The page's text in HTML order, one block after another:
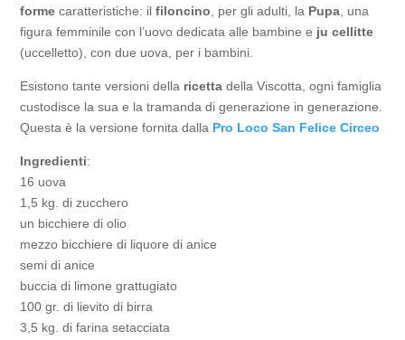
forme caratteristiche: ilfiloncino , per gli adulti, la Pupa , una
figura femminile con l’uovo dedicata alle bambine e ju cellitte
(uccelletto), con due uova, per i bambini.
Esistono tante versioni della ricettadella Viscotta, ogni famiglia
custodisce la sua e la tramanda di generazione in generazione.
Questa è la versione fornita dalla Pro Loco San Felice Circeo
Ingredienti:
16 uova
1,5 kg. di zucchero
un bicchiere di olio
mezzo bicchiere di liquore di anice
semi di anice
buccia di limone grattugiato
100 gr. di lievito di birra
3,5 kg. di farina setacciata